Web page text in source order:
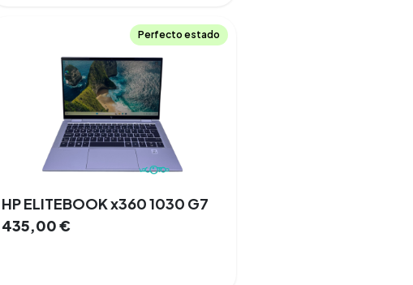
Perfecto estado
HP ELITEBOOK x360 1030 G7
435,00€